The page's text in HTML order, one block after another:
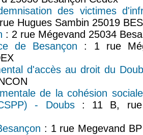
des victimes
Hugues Sambin 25019
: 2 rue Mégevand 25034
de Besançon : 1 rue
d'accès au droit du
de la cohésion
- Doubs: 11 B, rue
: 1 rue Megevand